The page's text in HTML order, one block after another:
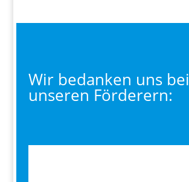
Wir bedanken uns bei
unseren Förderern: